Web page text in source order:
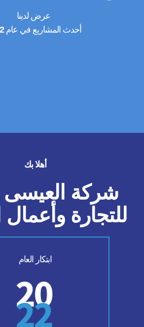
عرض لدينا
أحدث المشاريع في عام
أهلا بك
شركة العيسى
للتجارة وأعمال
ابتكار العام